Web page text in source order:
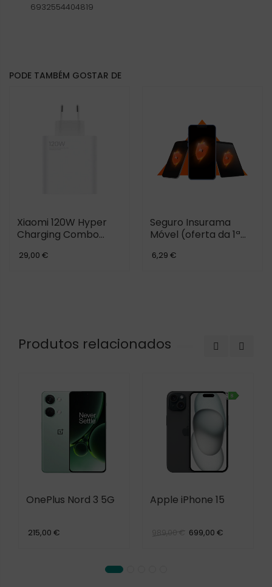
6932554404819
PODE TAMBÉM GOSTAR DE
Xiaomi 120W Hyper
Charging Combo
Cable
29,00 €
Seguro Insurama
Móvel (oferta da 1ª
6,29 €
Produtos relacionados
OnePlus Nord 3 5G
215,00 €
Apple iPhone 15
989,00 € 699,00 €